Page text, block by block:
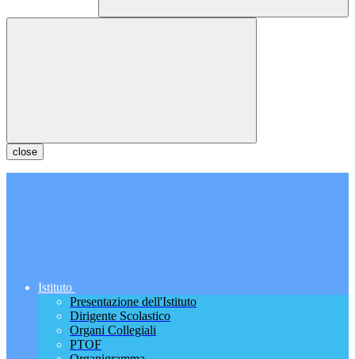
close
Istituto
Presentazione dell'Istituto
Dirigente Scolastico
Organi Collegiali
PTOF